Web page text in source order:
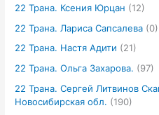
22 Трана. Ксения Юрцан (12)
22 Трана. Лариса Сапсалева (0)
22 Трана. Настя Адити (21)
22 Трана. Ольга Захарова. (97)
22 Трана. Сергей Литвинов
Новосибирская обл. (190)